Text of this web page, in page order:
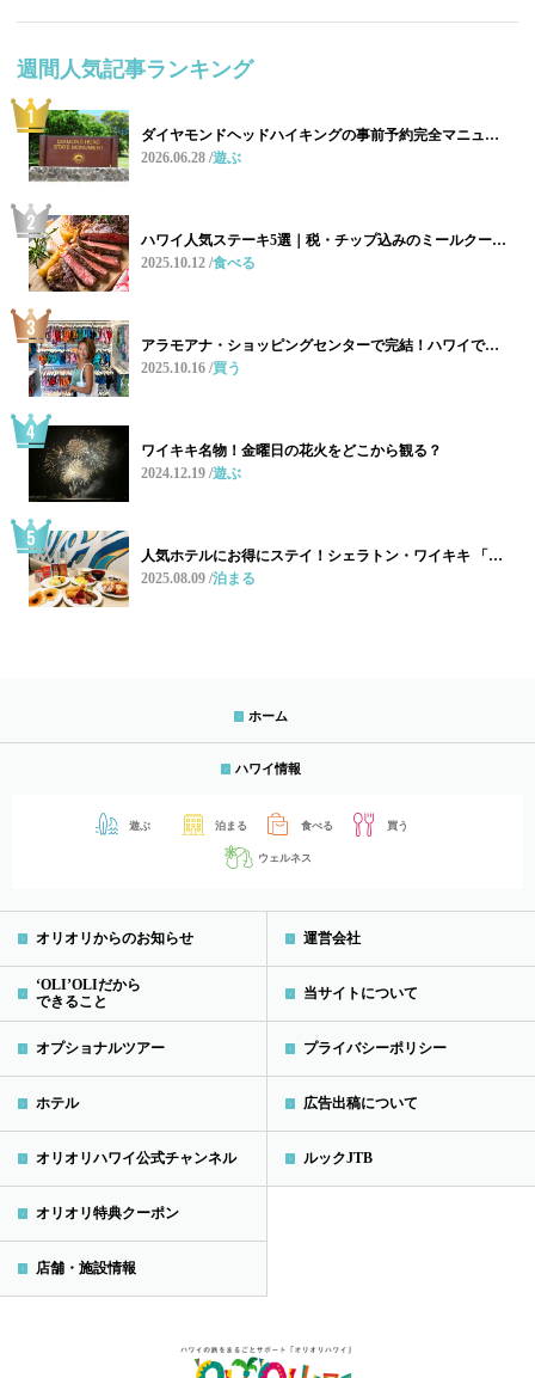
週間人気記事ランキング
ダイヤモンドヘッドハイキングの事前予約完全マニュ…
2026.06.28 遊ぶ
ハワイ人気ステーキ5選｜税・チップ込みのミールクー…
2025.10.12 食べる
アラモアナ・ショッピングセンターで完結！ハワイで…
2025.10.16 買う
ワイキキ名物！金曜日の花火をどこから観る？
2024.12.19 遊ぶ
人気ホテルにお得にステイ！シェラトン・ワイキキ 「…
2025.08.09 泊まる
ホーム
ハワイ情報
遊ぶ 泊まる 食べる 買う
ウェルネス
オリオリからのお知らせ
‘OLI’OLIだから
できること
オプショナルツアー
ホテル
オリオリハワイ公式チャンネル
オリオリ特典クーポン
店舗・施設情報
運営会社
当サイトについて
プライバシーポリシー
広告出稿について
ルックJTB